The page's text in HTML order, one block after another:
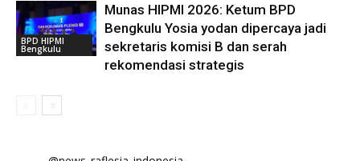
BPD HIPMI
Bengkulu
Munas HIPMI 2026: Ketum BPD
Bengkulu Yosia yodan dipercaya jadi
sekretaris komisi B dan serah
rekomendasi strategis